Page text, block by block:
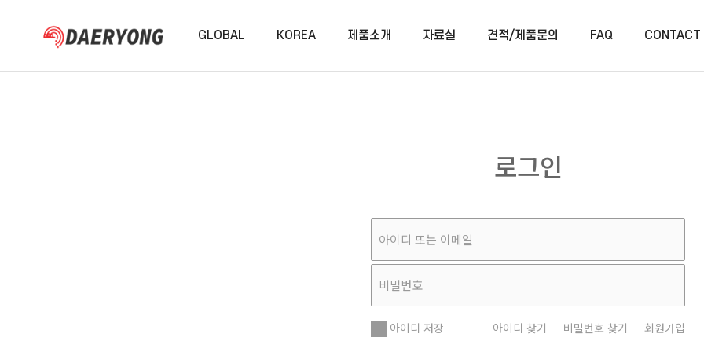
GLOBAL KOREA 제품소개 자료실 견적/제품문의 FAQ CONTACT
로그인
아이디 저장 아이디 찾기 비밀번호 찾기 회원가입